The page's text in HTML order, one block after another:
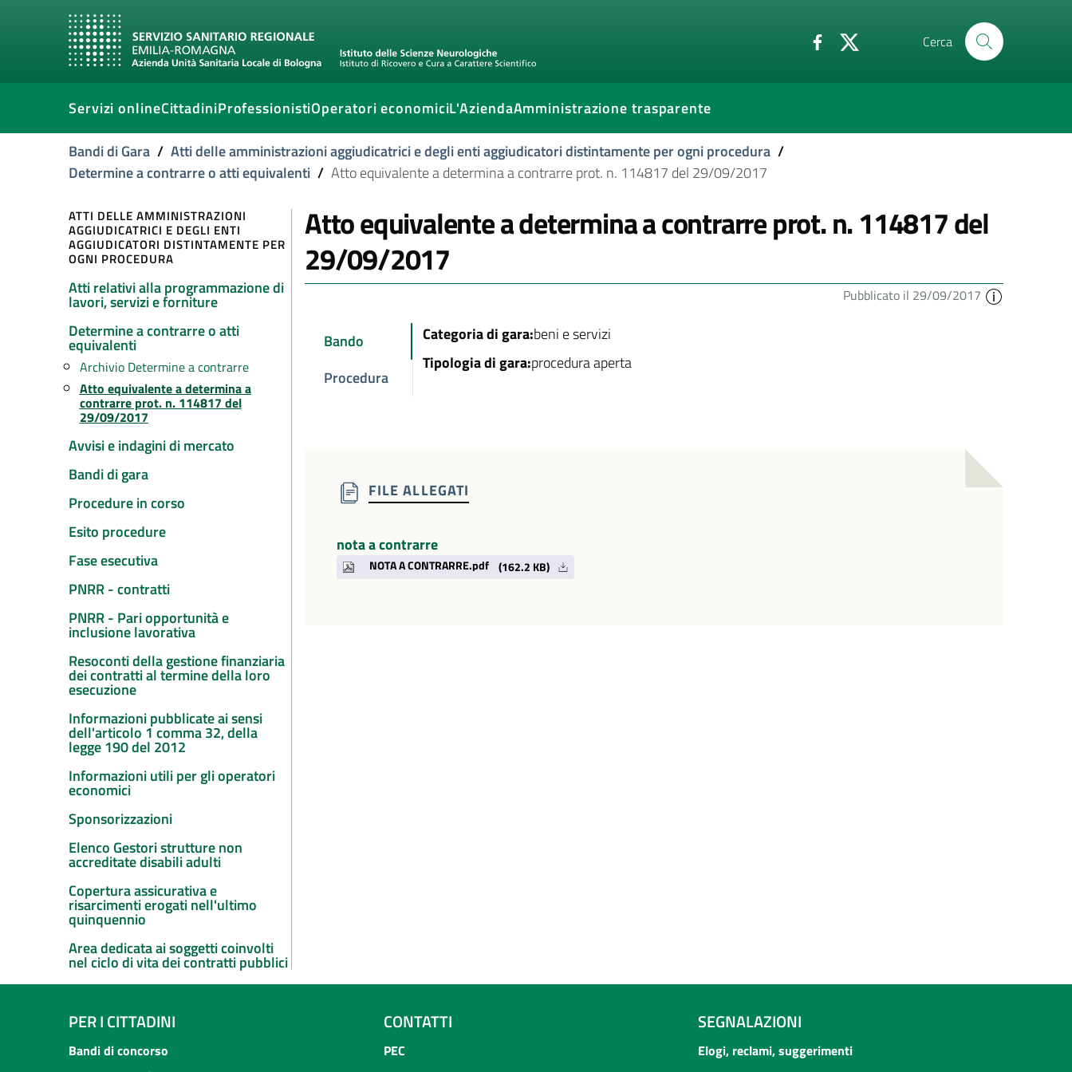
Cerca
Servizi onlineCittadiniProfessionistiOperatori economiciL'AziendaAmministrazione trasparente
Bandi di Gara / Atti delle amministrazioni aggiudicatrici e degli enti aggiudicatori distintamente per ogni procedura /
Determine a contrarre o atti equivalenti / Atto equivalente a determina a contrarre prot. n. 114817 del 29/09/2017
ATTI DELLE AMMINISTRAZIONI
AGGIUDICATRICI E DEGLI ENTI
AGGIUDICATORI DISTINTAMENTE PER
OGNI PROCEDURA
Atti relativi alla programmazione di
lavori, servizi e forniture
Determine a contrarre o atti
equivalenti
Archivio Determine a contrarre
Atto equivalente a determina a
contrarre prot. n. 114817 del
29/09/2017
Avvisi e indagini di mercato
Bandi di gara
Procedure in corso
Esito procedure
Fase esecutiva
PNRR - contratti
PNRR - Pari opportunità e
inclusione lavorativa
Resoconti della gestione finanziaria
dei contratti al termine della loro
esecuzione
Informazioni pubblicate ai sensi
dell'articolo 1 comma 32, della
legge 190 del 2012
Informazioni utili per gli operatori
economici
Sponsorizzazioni
Elenco Gestori strutture non
accreditate disabili adulti
Copertura assicurativa e
risarcimenti erogati nell'ultimo
quinquennio
Area dedicata ai soggetti coinvolti
nel ciclo di vita dei contratti pubblici
Atto equivalente a determina a contrarre prot. n. 114817 del
29/09/2017
Pubblicato il 29/09/2017
Bando
Procedura
Categoria di gara:beni e servizi
Tipologia di gara:procedura aperta
FILE ALLEGATI
nota a contrarre
NOTA A CONTRARRE.pdf (162.2 KB)
PER I CITTADINI
Bandi di concorso
CONTATTI
PEC
SEGNALAZIONI
Elogi, reclami, suggerimenti